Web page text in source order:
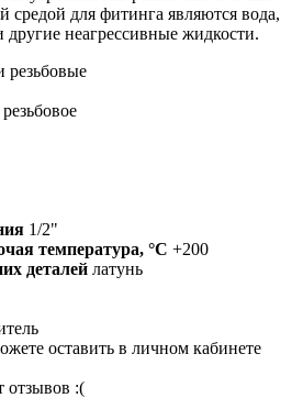
для фитинга являются вода,
другие неагрессивные жидкости.
резьбовые
резьбовое
1/2"
температура, °С +200
деталей латунь
оставить в личном кабинете
отзывов :(